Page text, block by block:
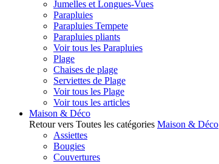
Jumelles et Longues-Vues
Parapluies
Parapluies Tempete
Parapluies pliants
Voir tous les Parapluies
Plage
Chaises de plage
Serviettes de Plage
Voir tous les Plage
Voir tous les articles
Maison & Déco
Retour vers Toutes les catégories Maison & Déco
Assiettes
Bougies
Couvertures